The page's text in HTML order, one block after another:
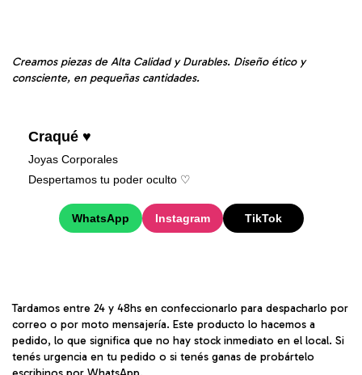
Creamos piezas de Alta Calidad y Durables. Diseño ético y
consciente, en pequeñas cantidades.
Craqué ♥
Joyas Corporales
Despertamos tu poder oculto ♡︎
WhatsApp Instagram TikTok
Tardamos entre 24 y 48hs en confeccionarlo para despacharlo por
correo o por moto mensajería. Este producto lo hacemos a
pedido, lo que significa que no hay stock inmediato en el local. Si
tenés urgencia en tu pedido o si tenés ganas de probártelo